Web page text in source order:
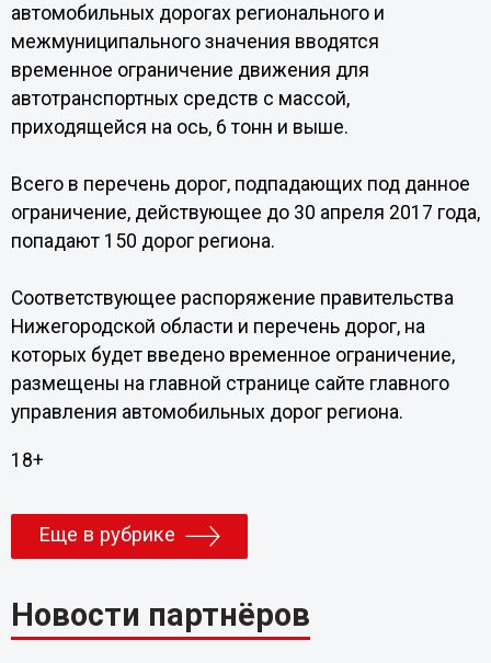
автомобильных дорогах регионального и
межмуниципального значения вводятся
временное ограничение движения для
автотранспортных средств с массой,
приходящейся на ось, 6 тонн и выше.
Всего в перечень дорог, подпадающих под данное
ограничение, действующее до 30 апреля 2017 года,
попадают 150 дорог региона.
Соответствующее распоряжение правительства
Нижегородской области и перечень дорог, на
которых будет введено временное ограничение,
размещены на главной странице сайте главного
управления автомобильных дорог региона.
18+
Еще в рубрике
Новости партнёров